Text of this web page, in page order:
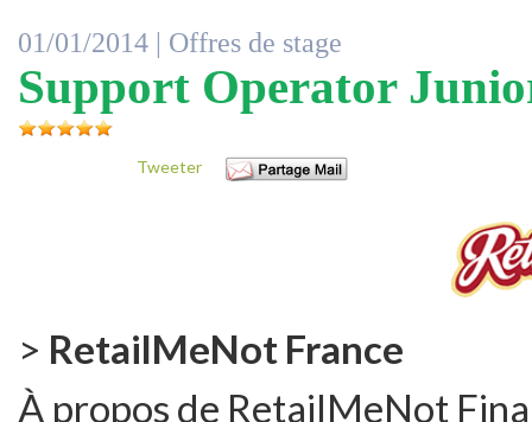
01/01/2014 | Offres de stage
Support Operator
Tweeter
> RetailMeNot France
À propos de RetailMeNot